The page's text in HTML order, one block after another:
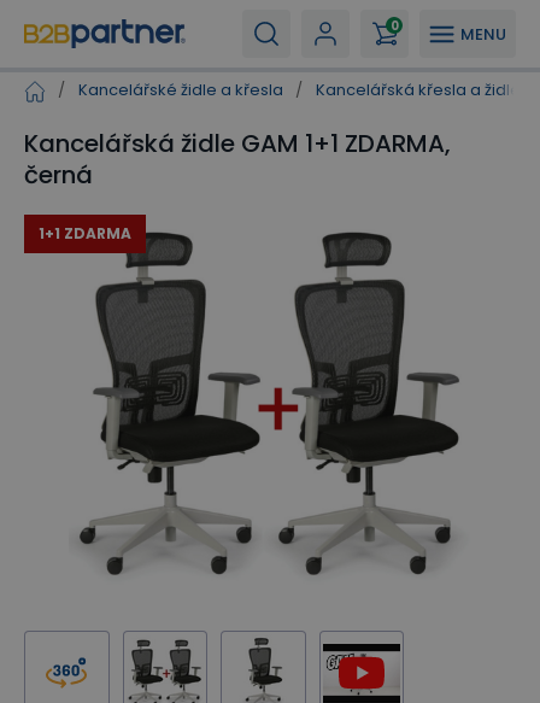
MENU
0
/ Kancelářské židle a křesla / Kancelářská křesla a židle
Kancelářská židle GAM 1+1 ZDARMA,
černá
1+1 ZDARMA